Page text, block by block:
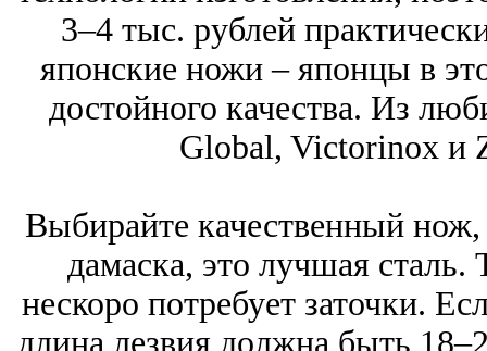
3–4 тыс. рублей
японские ножи – японцы в
достойного качества. Из
Global, Victorinox и
Выбирайте качественный
дамаска, это лучшая
нескоро потребует заточки.
длина лезвия должна быть